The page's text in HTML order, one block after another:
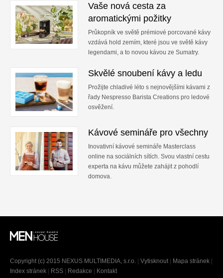
Vaše nová cesta za
aromatickými požitky
Průkopník ve světě prémiové porcované kávy
vzdává hold zemím, které jsou ve světě kávy
legendami, a to novou kávou ze Sumatry.
Skvělé snoubení kávy a ledu
Prožijte chladivé léto s nejnovějšími kávami z
řady Nespresso Barista Creations pro ledové
osvěžení.
Kávové semináře pro všechny
Inovativní kávové semináře Masterclass
online na sociálních sítích. Svou vlastní cestu
experta na kávu můžete zahájit z pohodlí
domova.
Copyright (c) 2015 NEXUS MULTIMEDIA, s.r.o. Vytisknout Mapa stránek
Index stránek
RSS Redakce
Kontakt